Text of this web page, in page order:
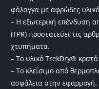
φάλαγγα με αφρώδες
– Η εξωτερική επένδυση
(TPR) προστατεύει τις
χτυπήματα.
– Το υλικό TrekDry®
– Το κλείσιμο από
ασφάλεια στην εφαρμογή.